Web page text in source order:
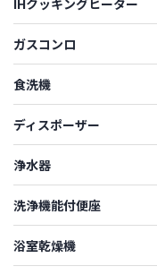
ガスコンロ
食洗機
ディスポーザー
浄水器
洗浄機能付便座
浴室乾燥機